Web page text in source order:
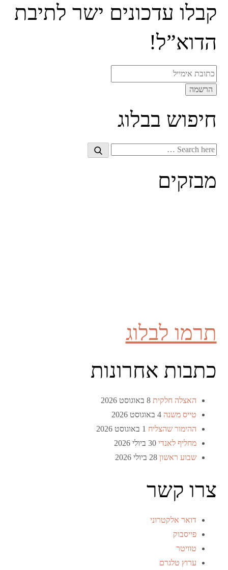
קבלו עדכונים ישר לתיבת
הדוא”ל!
חיפוש בבלוג
Search
Search
מבזקים
תרמו לבלוג
כתבות אחרונות
האצלה חלקית 8 באוגוסט 2026
טייס משנה 4 באוגוסט 2026
ההימור שהצליח 1 באוגוסט 2026
מחליף לאנדי 30 ביולי 2026
שבוע ראשון 28 ביולי 2026
צרו קשר
דואר אלקטרוני
פייסבוק
טוויטר
ערוץ טלגרם